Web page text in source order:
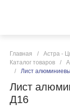
Главная / Астра -
Каталог товаров
/
/
Лист
Лист
Д16